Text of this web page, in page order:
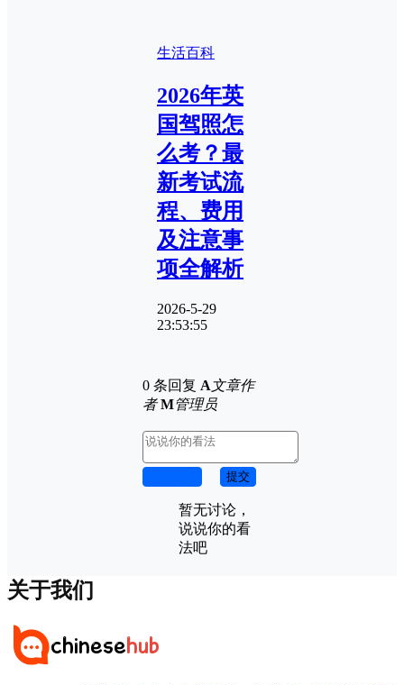
生活百科
2026年英
国驾照怎
么考？最
新考试流
程、费用
及注意事
项全解析
2026-5-29
23:53:55
0 条回复 A文章作
者 M管理员
提交
暂无讨论，
说说你的看
法吧
关于我们